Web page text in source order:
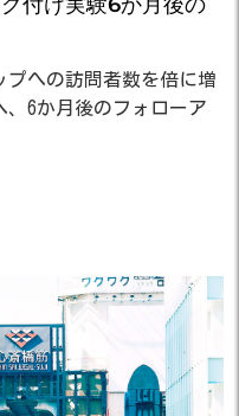
への訪問者数を倍に増
6か月後のフォローア